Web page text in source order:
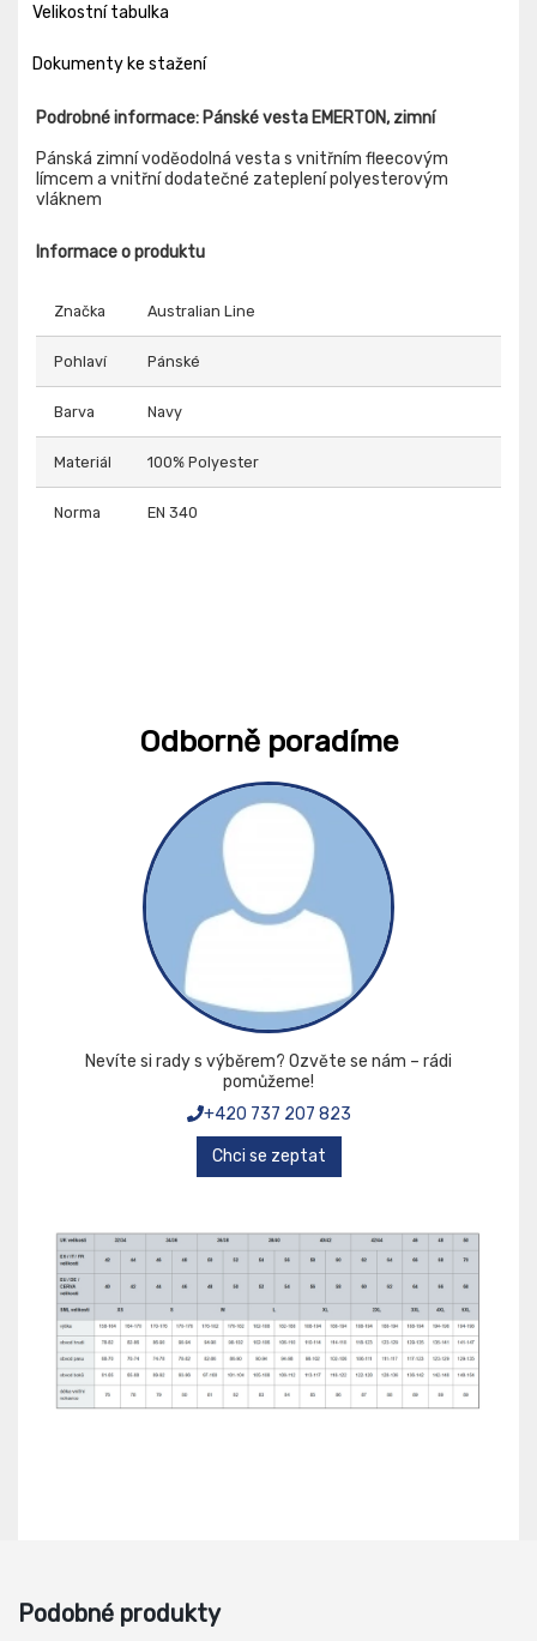
Velikostní tabulka
Dokumenty ke stažení
Podrobné informace: Pánské vesta EMERTON, zimní
Pánská zimní voděodolná vesta s vnitřním fleecovým
límcem a vnitřní dodatečné zateplení polyesterovým
vláknem
Informace o produktu
Značka Australian Line
Pohlaví Pánské
Barva Navy
Materiál 100% Polyester
Norma EN 340
Odborně poradíme
Nevíte si rady s výběrem? Ozvěte se nám – rádi
pomůžeme!
+420 737 207 823
Chci se zeptat
Podobné produkty